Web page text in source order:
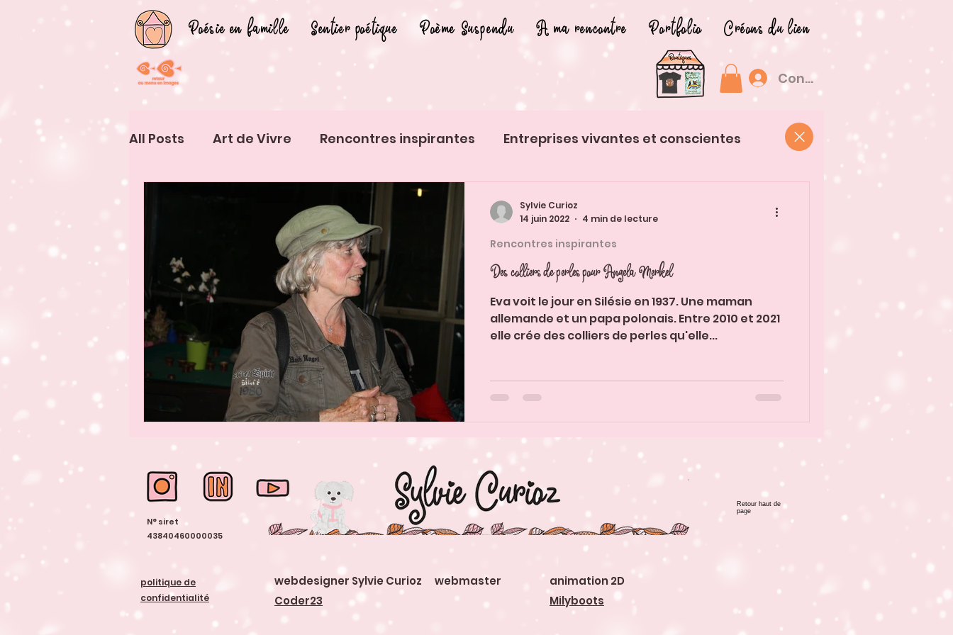
Poésie en famille Sentier poétique Poème Suspendu A ma rencontre Portfolio Créons du lien
Connexion
All Posts Art de Vivre Rencontres inspirantes Entreprises vivantes et conscientes
Exériences insolites Histoires d'animaux
Des colliers de perles pour Angela Merkel
Eva voit le jour en Silésie en 1937. Une maman
allemande et un papa polonais. Entre 2010 et 2021
elle crée des colliers de perles qu'elle...
Rencontres inspirantes
Sylvie Curioz
14 juin 2022
4 min de lecture
N° siret
43840460000035
Retour haut de
page
politique de
confidentialité
webdesigner Sylvie Curioz webmaster
Coder23
animation 2D
Milyboots